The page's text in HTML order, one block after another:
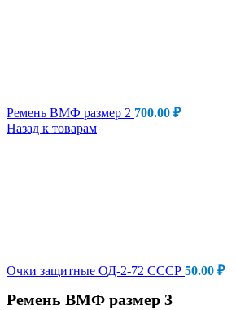
Ремень ВМФ размер 2 700.00 ₽
Назад к товарам
Очки защитные ОД-2-72 СССР 50.00 ₽
Ремень ВМФ размер 3